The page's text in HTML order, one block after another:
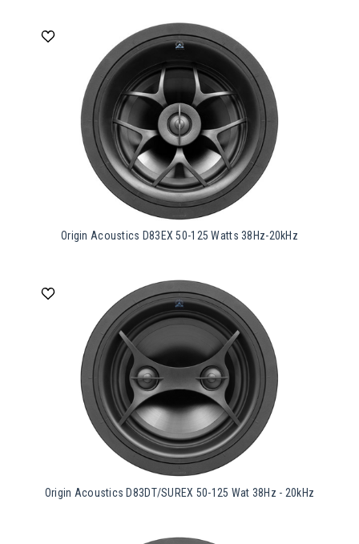
Origin Acoustics D83EX 50-125 Watts 38Hz-20kHz
Origin Acoustics D83DT/SUREX 50-125 Wat 38Hz - 20kHz